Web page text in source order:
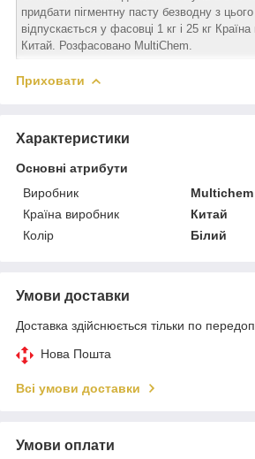
придбати пігментну пасту безводну з цього
відпускається у фасовці 1 кг і 25 кг
Китай. Розфасовано MultiChem.
Приховати
Характеристики
Основні атрибути
Виробник
Multichem
Країна виробник
Китай
Колір
Білий
Умови доставки
Доставка здійснюється тільки по
Нова Пошта
Всі умови доставки
Умови оплати